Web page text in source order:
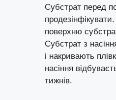
Субстрат перед
поверхню
Субстрат з
і накривають
насіння
тижнів.